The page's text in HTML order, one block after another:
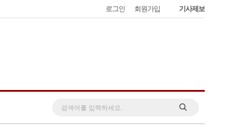
로그인 회원가입 기사제보